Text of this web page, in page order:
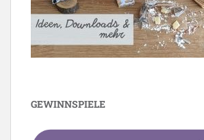
GEWINNSPIELE